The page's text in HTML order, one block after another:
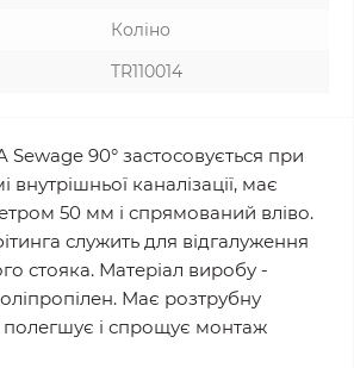
Коліно
TR110014
Sewage 90° застосовується при
внутрішньої каналізації, має
50 мм і спрямований вліво.
служить для відгалуження
стояка. Матеріал виробу -
Має розтрубну
і спрощує монтаж